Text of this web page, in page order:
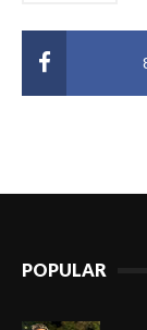
POPULAR